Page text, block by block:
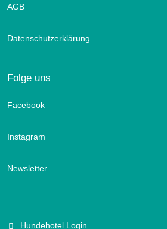
AGB
Datenschutzerklärung
Folge uns
Facebook
Instagram
Newsletter
Hundehotel Login